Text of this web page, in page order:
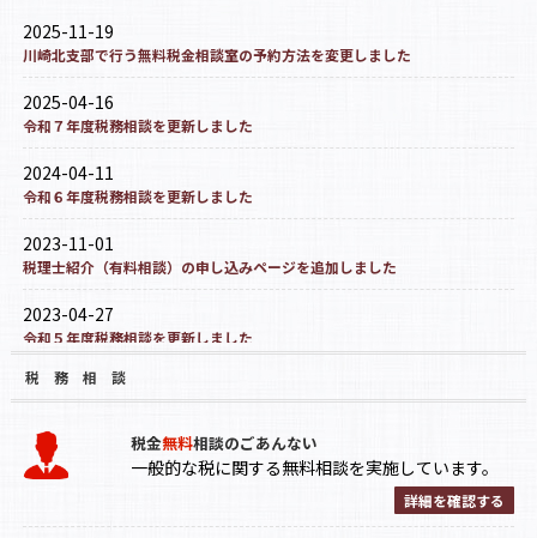
2025-11-19
川崎北支部で行う無料税金相談室の予約方法を変更しました
2025-04-16
令和７年度税務相談を更新しました
2024-04-11
令和６年度税務相談を更新しました
2023-11-01
税理士紹介（有料相談）の申し込みページを追加しました
2023-04-27
令和５年度税務相談を更新しました
税 務 相 談
税金無料相談のごあんない
一般的な税に関する無料相談を実施しています。
詳細を確認する